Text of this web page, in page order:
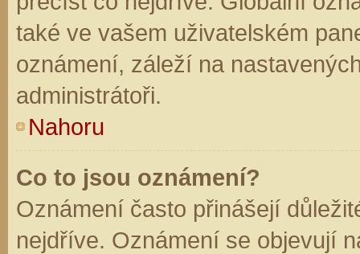
také ve vašem uživatelském
oznámení, záleží na
administrátoři.
Nahoru
Co to jsou oznámení?
Oznámení často přinášejí
nejdříve. Oznámení se objevují